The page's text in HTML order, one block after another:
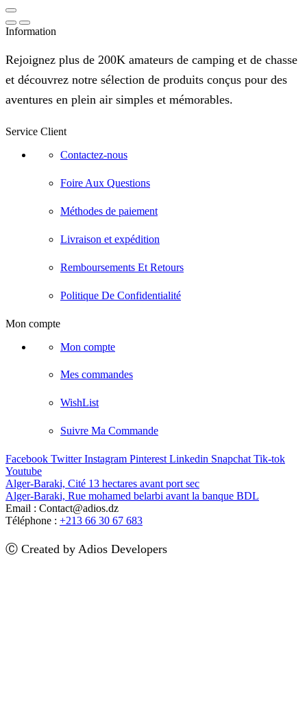
Information
Rejoignez plus de 200K amateurs de camping et de chasse
et découvrez notre sélection de produits conçus pour des
aventures en plein air simples et mémorables.
Service Client
Contactez-nous
Foire Aux Questions
Méthodes de paiement
Livraison et expédition
Remboursements Et Retours
Politique De Confidentialité
Mon compte
Mon compte
Mes commandes
WishList
Suivre Ma Commande
Facebook Twitter Instagram Pinterest Linkedin Snapchat Tik-tok
Youtube
Alger-Baraki, Cité 13 hectares avant port sec
Alger-Baraki, Rue mohamed belarbi avant la banque BDL
Email : Contact@adios.dz
Téléphone : +213 66 30 67 683
Ⓒ Created by Adios Developers